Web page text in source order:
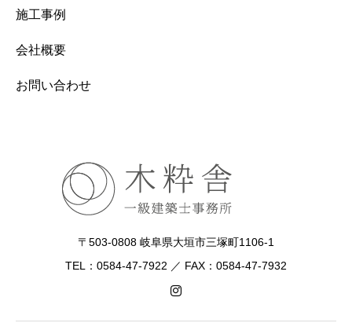
施工事例
会社概要
お問い合わせ
〒503-0808 岐阜県大垣市三塚町1106-1
TEL：0584-47-7922 ／ FAX：0584-47-7932